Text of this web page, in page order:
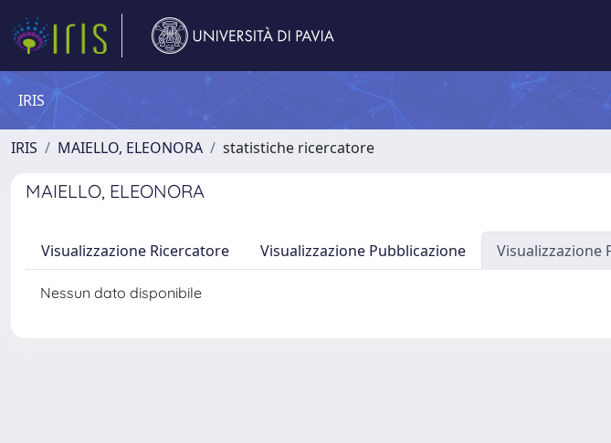
IRIS
IRIS MAIELLO, ELEONORA statistiche ricercatore
MAIELLO, ELEONORA
Visualizzazione Ricercatore Visualizzazione Pubblicazione Visualizzazione
Nessun dato disponibile